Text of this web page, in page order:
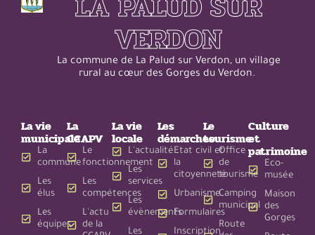
VERDON
La commune de La Palud sur Verdon, un village
rural au cœur des Gorges du Verdon.
La vie
municipale
La
commune
Les
élus
Les
équipes
La
CCAPV
Le
fonctionnement
Les
compétences
L'actu
de la
La vie
locale
L'actualité
Les
services
Les
évènements
Les
Les
démarches
Etat civil et
la
citoyenneté
Urbanisme
Formulaires
Inscription
Le
tourisme
Office
de
tourisme
Camping
municipal
Route
Culture
et
patrimoine
Eco-
musée
Maison
des
Gorges